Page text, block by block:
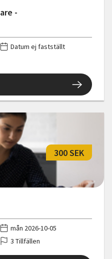
-
Datum ej fastställt
300 SEK
mån 2026-10-05
3 Tillfällen